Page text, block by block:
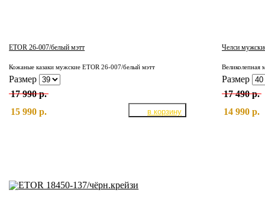
ETOR 26-007/белый мэтт
Кожаные казаки мужские ETOR 26-007/белый мэтт
Размер
17 990 р.
15 990 р.
Челси
Размер
17 490 р.
14 990 р.